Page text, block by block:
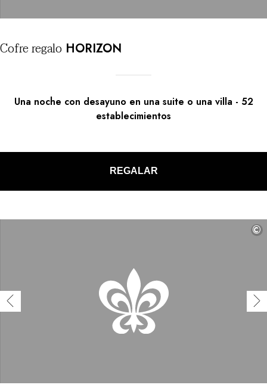
Cofreregalo HORIZON
Una noche con desayuno en una suite o una villa- 52
establecimientos
REGALAR
©